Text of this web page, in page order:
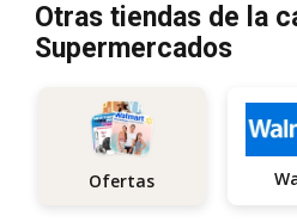
Otras tiendas de la
Supermercados
Ofertas